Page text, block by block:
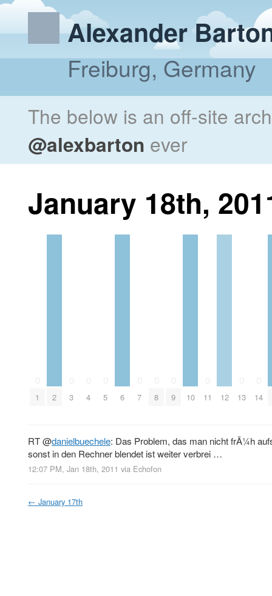
Alexander
Freiburg, Germany
The below is an off-site
@alexbarton ever
January 18th,
1 2 3 4 5 6 7 8 9 10 11 12 13 14
RT@danielbuechele: Das Problem, das man nicht frÃ¼h
sonst in den Rechner blendet ist weiter verbrei …
12:07 PM, Jan 18th, 2011 via Echofon
← January 17th